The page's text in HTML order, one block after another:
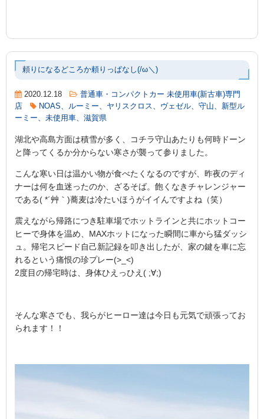
頼りになるどころか頼りっぱなし(/ω＼)
2020.12.18
普通車・コンパクトカー 未使用車(新古車)専門
店
NOAS、ルーミー、ヤリスクロス、ヴェゼル、守山、新型ル
ーミー、未使用車、滋賀県
湖北や高島方面は積雪が多く、コチラ守山あたりも何時ドーン
と降ってくるか分からない寒さが襲って参りました。
こんな寒い日は温かい物が食べたくなるのですが、昨夜のディ
ナーは何を血迷ったのか、ざるそば。飽くなきチャレンジャー
である( *´艸｀)蕎麦は冷たいほうがイイんですよね（笑）
震えながら帰路につき駐車場でホットラインと共にホットコー
ヒーで身体を温め、MAXホットになった瞬間に車から猛ダッシ
ュ。帰宅スピード自己新記録を叩き出したが、家の鍵を車に忘
れるという痛恨の珍プレー(>_<)
2度目の帰宅時は、身体ひえっひえ( ;∀;)
そんな寒さでも、我らがヒーロー達は今日も元気で頑張ってお
られます！！